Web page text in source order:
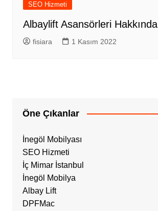
SEO Hizmeti
Albaylift Asansörleri Hakkında
fisiara 1 Kasım 2022
Öne Çıkanlar
İnegöl Mobilyası
SEO Hizmeti
İç Mimar İstanbul
İnegöl Mobilya
Albay Lift
DPFMac